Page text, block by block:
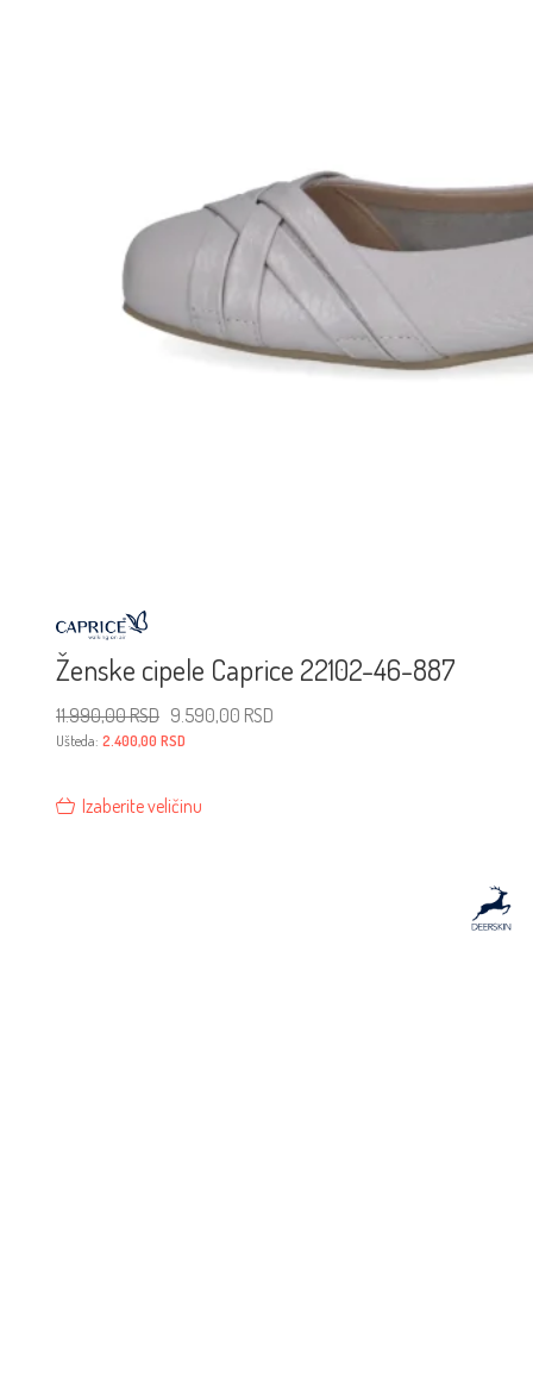
Ženske cipele Caprice 22102-46-887
11.990,00RSD Originalna
cena
je
bila:
11.990,00 RSD.
9.590,00 RSD
Ušteda: 2.400,00 RSD
Izaberite veličinu